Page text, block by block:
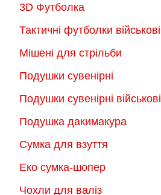
3D Футболка
Тактичні футболки військові
Мішені для стрільби
Подушки сувенірні
Подушки сувенірні військові
Подушка дакимакура
Сумка для взуття
Еко сумка-шопер
Чохли для валіз